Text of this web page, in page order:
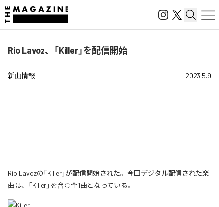
Rio Lavoz、「Killer」を配信開始
新曲情報 2023.5.9
Rio Lavozの「Killer」が配信開始された。今回デジタル配信された楽
曲は、「Killer」を含む全1曲となっている。